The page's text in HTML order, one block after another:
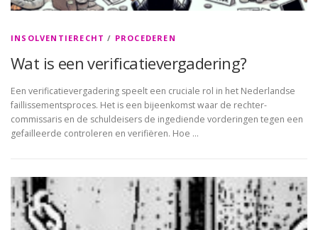
INSOLVENTIERECHT / PROCEDEREN
Wat is een verificatievergadering?
Een verificatievergadering speelt een cruciale rol in het Nederlandse
faillissementsproces. Het is een bijeenkomst waar de rechter-
commissaris en de schuldeisers de ingediende vorderingen tegen een
gefailleerde controleren en verifiëren. Hoe …